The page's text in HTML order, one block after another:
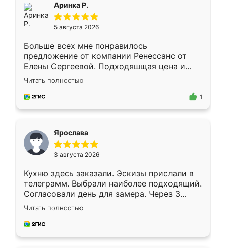
Аринка Р.
5 августа 2026
Больше всех мне понравилось
предложение от компании Ренессанс от
Елены Сергеевой. Подходяшщая цена и
короткие сроки изготовления. Приехавший
для замера сотрудник Владислав
предложил по моему эскизу самый
Читать полностью
1
Ярослава
3 августа 2026
Кухню здесь заказали. Эскизы прислали в
телеграмм. Выбрали наиболее подходящий.
Согласовали день для замера. Через 3
недели кухня была уже готова. Остались
довольны работой. Спасибо Ренессанс
мебель за качественную работу!
Читать полностью